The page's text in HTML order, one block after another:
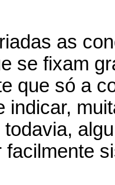
as
se fixam
que só a
indicar,
todavia,